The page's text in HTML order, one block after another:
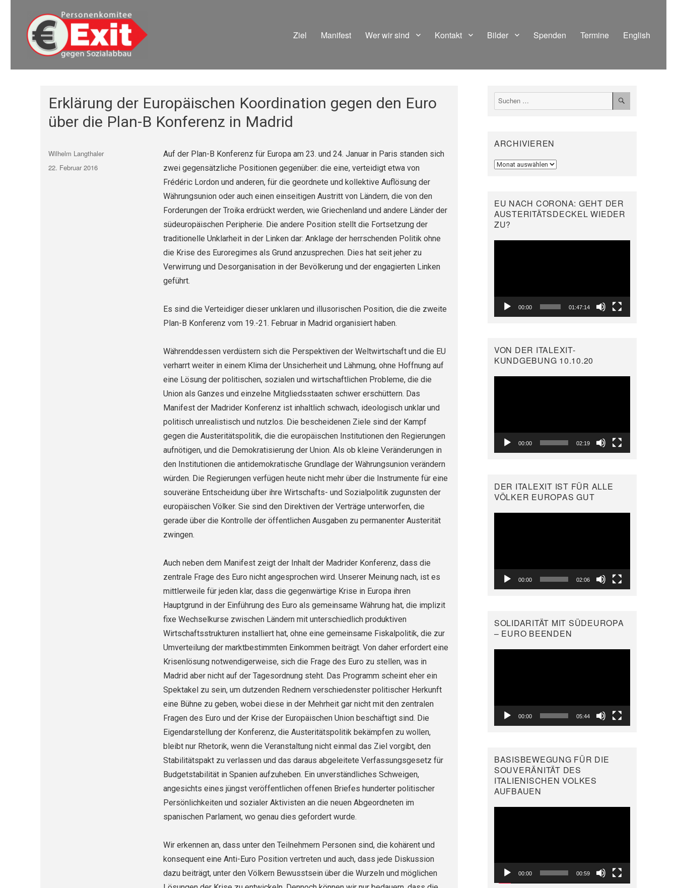
Euro Exit
Ziel Manifest Wer wir sind Kontakt Bilder Spenden Termine English
Erklärung der Europäischen Koordination gegen den Euro
über die Plan-B Konferenz in Madrid
Auf der Plan-B Konferenz für Europa am 23. und 24. Januar in Paris standen sich
zwei gegensätzliche Positionen gegenüber: die eine, verteidigt etwa von
Frédéric Lordon und anderen, für die geordnete und kollektive Auflösung der
Währungsunion oder auch einen einseitigen Austritt von Ländern, die von den
Forderungen der Troika erdrückt werden, wie Griechenland und andere Länder der
südeuropäischen Peripherie. Die andere Position stellt die Fortsetzung der
traditionelle Unklarheit in der Linken dar: Anklage der herrschenden Politik ohne
die Krise des Euroregimes als Grund anzusprechen. Dies hat seit jeher zu
Verwirrung und Desorganisation in der Bevölkerung und der engagierten Linken
geführt.
Es sind die Verteidiger dieser unklaren und illusorischen Position, die die zweite
Plan-B Konferenz vom 19.-21. Februar in Madrid organisiert haben.
Währenddessen verdüstern sich die Perspektiven der Weltwirtschaft und die EU
verharrt weiter in einem Klima der Unsicherheit und Lähmung, ohne Hoffnung auf
eine Lösung der politischen, sozialen und wirtschaftlichen Probleme, die die
Union als Ganzes und einzelne Mitgliedsstaaten schwer erschüttern. Das
Manifest der Madrider Konferenz ist inhaltlich schwach, ideologisch unklar und
politisch unrealistisch und nutzlos. Die bescheidenen Ziele sind der Kampf
gegen die Austeritätspolitik, die die europäischen Institutionen den Regierungen
aufnötigen, und die Demokratisierung der Union. Als ob kleine Veränderungen in
den Institutionen die antidemokratische Grundlage der Währungsunion verändern
würden. Die Regierungen verfügen heute nicht mehr über die Instrumente für eine
souveräne Entscheidung über ihre Wirtschafts- und Sozialpolitik zugunsten der
europäischen Völker. Sie sind den Direktiven der Verträge unterworfen, die
gerade über die Kontrolle der öffentlichen Ausgaben zu permanenter Austerität
zwingen.
Auch neben dem Manifest zeigt der Inhalt der Madrider Konferenz, dass die
zentrale Frage des Euro nicht angesprochen wird. Unserer Meinung nach, ist es
mittlerweile für jeden klar, dass die gegenwärtige Krise in Europa ihren
Hauptgrund in der Einführung des Euro als gemeinsame Währung hat, die implizit
fixe Wechselkurse zwischen Ländern mit unterschiedlich produktiven
Wirtschaftsstrukturen installiert hat, ohne eine gemeinsame Fiskalpolitik, die zur
Umverteilung der marktbestimmten Einkommen beiträgt. Von daher erfordert eine
Krisenlösung notwendigerweise, sich die Frage des Euro zu stellen, was in
Madrid aber nicht auf der Tagesordnung steht. Das Programm scheint eher ein
Spektakel zu sein, um dutzenden Rednern verschiedenster politischer Herkunft
eine Bühne zu geben, wobei diese in der Mehrheit gar nicht mit den zentralen
Fragen des Euro und der Krise der Europäischen Union beschäftigt sind. Die
Eigendarstellung der Konferenz, die Austeritätspolitik bekämpfen zu wollen,
bleibt nur Rhetorik, wenn die Veranstaltung nicht einmal das Ziel vorgibt, den
Stabilitätspakt zu verlassen und das daraus abgeleitete Verfassungsgesetz für
Budgetstabilität in Spanien aufzuheben. Ein unverständliches Schweigen,
angesichts eines jüngst veröffentlichen offenen Briefes hunderter politischer
Persönlichkeiten und sozialer Aktivisten an die neuen Abgeordneten im
spanischen Parlament, wo genau dies gefordert wurde.
Wir erkennen an, dass unter den Teilnehmern Personen sind, die kohärent und
konsequent eine Anti-Euro Position vertreten und auch, dass jede Diskussion
dazu beiträgt, unter den Völkern Bewusstsein über die Wurzeln und möglichen
Autor
Wilhelm Langthaler
Veröffentlicht
22. Februar 2016
Suchen
nach:
ARCHIVIEREN
Archivieren
EU NACH CORONA: GEHT DER
AUSTERITÄTSDECKEL WIEDER
ZU?
00:00 01:47:14
VON DER ITALEXIT-
KUNDGEBUNG 10.10.20
00:00 02:19
DER ITALEXIT IST FÜR ALLE
VÖLKER EUROPAS GUT
00:00 02:06
SOLIDARITÄT MIT SÜDEUROPA
– EURO BEENDEN
00:00 05:44
BASISBEWEGUNG FÜR DIE
SOUVERÄNITÄT DES
ITALIENISCHEN VOLKES
AUFBAUEN
00:00 00:59